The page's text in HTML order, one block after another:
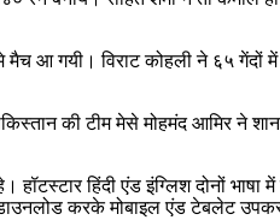
गयी। विराट कोहली ने ६५ गेंदों में
की टीम मेसे मोहमंद आमिर ने
हिंदी एंड इंग्लिश दोनों
डाउनलोड करके मोबाइल एंड टेबलेट